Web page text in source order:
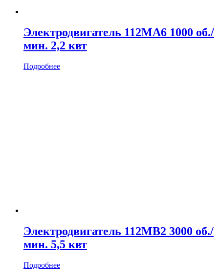
Электродвигатель 112MA6 1000 об./
мин. 2,2 квт
Подробнее
Электродвигатель 112MB2 3000 об./
мин. 5,5 квт
Подробнее